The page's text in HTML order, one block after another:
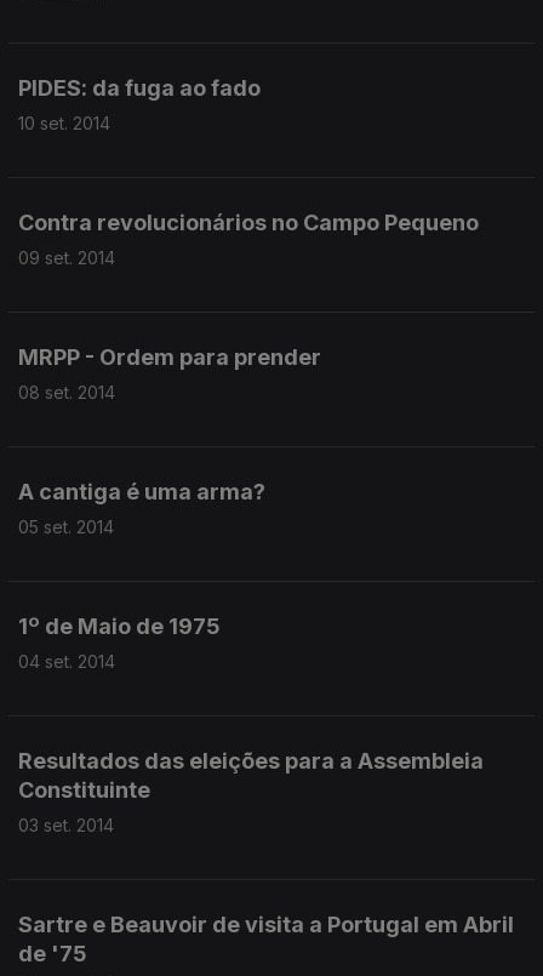
PIDES: da fuga ao fado
10 set. 2014
Contra revolucionários no Campo Pequeno
09 set. 2014
MRPP - Ordem para prender
08 set. 2014
A cantiga é uma arma?
05 set. 2014
1º de Maio de 1975
04 set. 2014
Resultados das eleições para a Assembleia
Constituinte
03 set. 2014
Sartre e Beauvoir de visita a Portugal em Abril
de '75